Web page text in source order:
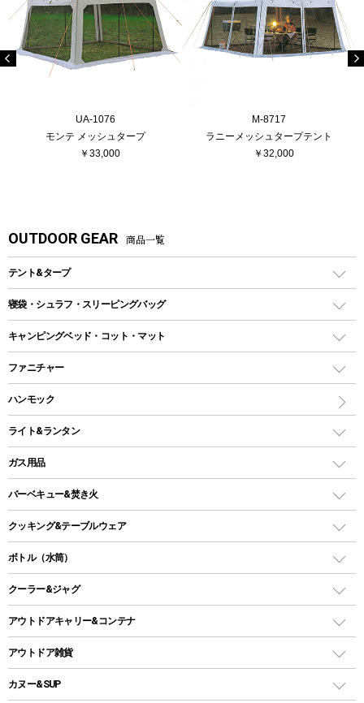
UA-1076
モンテ メッシュタープ
￥33,000
M-8717
ラニーメッシュタープテント
￥32,000
OUTDOOR GEAR 商品一覧
テント&タープ
テント
ツールームテント
ワンポールテント
シェルターテント
ロッジ型・オリジナルテント
タープ
スクエアタープ（レクタタープ）
メッシュタープ
自立式タープ
パラソル
テントアクセサリー
ペグ
寝袋・シュラフ・スリーピングバッグ
レクタングラー型（封筒型）シュラフ
インナーシュラフ
キャンピングベッド・コット・マット
キャンピングベッド・コット
インフレータブルマット
ファニチャー
アウトドアテーブル
レジャーシート
ハンモック
ライト&ランタン
LEDランタン
ガスランタン
オイルランタン
LEDライト
ヘッドライト
キャンドル
ガス用品
ガスバーナー
ガス缶
ガストーチ、ライター
バーベキュー&焚き火
バーベキューコンロ、グリル
焚き火台タイプ（ロースタイル）グリル
卓上タイプグリル
パーティータイプグリル
鉄板、アミ
クッキング&テーブルウェア
ダッチオーブン
ホットサンドメーカー
クッカーセット
シェラカップ
ボトル（水筒）
ステンレスボトル
コップ付きタイプ
ワンタッチタイプ
プラスチックボトル
クーラー&ジャグ
クーラーボックス
クーラーバッグ
ウォータージャグ
アウトドアキャリー&コンテナ
アウトドアキャリー
アウトドア雑貨
バックパック&バッグ
カヌー&SUP